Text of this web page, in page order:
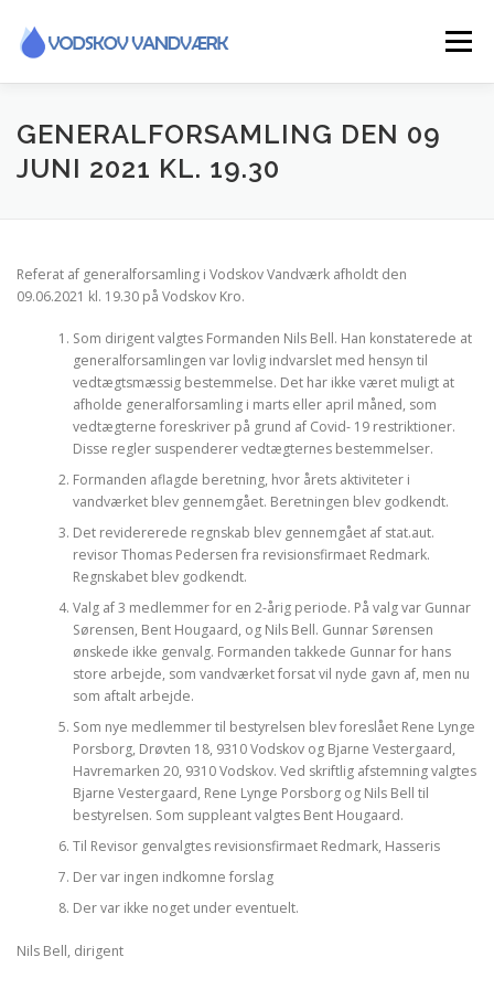
indhold
Menu
INFORMATIONER
FLYTTEAFLÆSNING SMS TJENESTE
GENERALFORSAMLING HISTORIE KONTAKT
GENERALFORSAMLING DEN 09
JUNI 2021 KL. 19.30
Referat af generalforsamling i Vodskov Vandværk afholdt den
09.06.2021 kl. 19.30 på Vodskov Kro.
Som dirigent valgtes Formanden Nils Bell. Han konstaterede at
generalforsamlingen var lovlig indvarslet med hensyn til
vedtægtsmæssig bestemmelse. Det har ikke været muligt at
afholde generalforsamling i marts eller april måned, som
vedtægterne foreskriver på grund af Covid- 19 restriktioner.
Disse regler suspenderer vedtægternes bestemmelser.
Formanden aflagde beretning, hvor årets aktiviteter i
vandværket blev gennemgået. Beretningen blev godkendt.
Det revidererede regnskab blev gennemgået af stat.aut.
revisor Thomas Pedersen fra revisionsfirmaet Redmark.
Regnskabet blev godkendt.
Valg af 3 medlemmer for en 2-årig periode. På valg var Gunnar
Sørensen, Bent Hougaard, og Nils Bell. Gunnar Sørensen
ønskede ikke genvalg. Formanden takkede Gunnar for hans
store arbejde, som vandværket forsat vil nyde gavn af, men nu
som aftalt arbejde.
Som nye medlemmer til bestyrelsen blev foreslået Rene Lynge
Porsborg, Drøvten 18, 9310 Vodskov og Bjarne Vestergaard,
Havremarken 20, 9310 Vodskov. Ved skriftlig afstemning valgtes
Bjarne Vestergaard, Rene Lynge Porsborg og Nils Bell til
bestyrelsen. Som suppleant valgtes Bent Hougaard.
Til Revisor genvalgtes revisionsfirmaet Redmark, Hasseris
Der var ingen indkomne forslag
Der var ikke noget under eventuelt.
Nils Bell, dirigent